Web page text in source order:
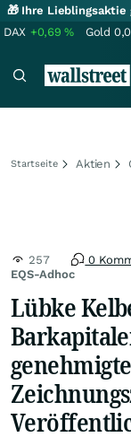
🎁 Ihre
DAX +0,69% Gold
Startseite Aktien
EQS-Adhoc
257 0
Lübke